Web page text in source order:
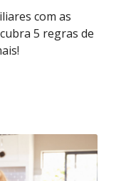
com as
5 regras de